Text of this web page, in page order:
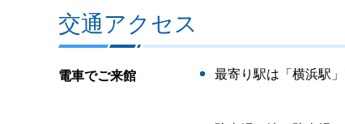
交通アクセス
電車でご来館 最寄り駅は「横浜駅